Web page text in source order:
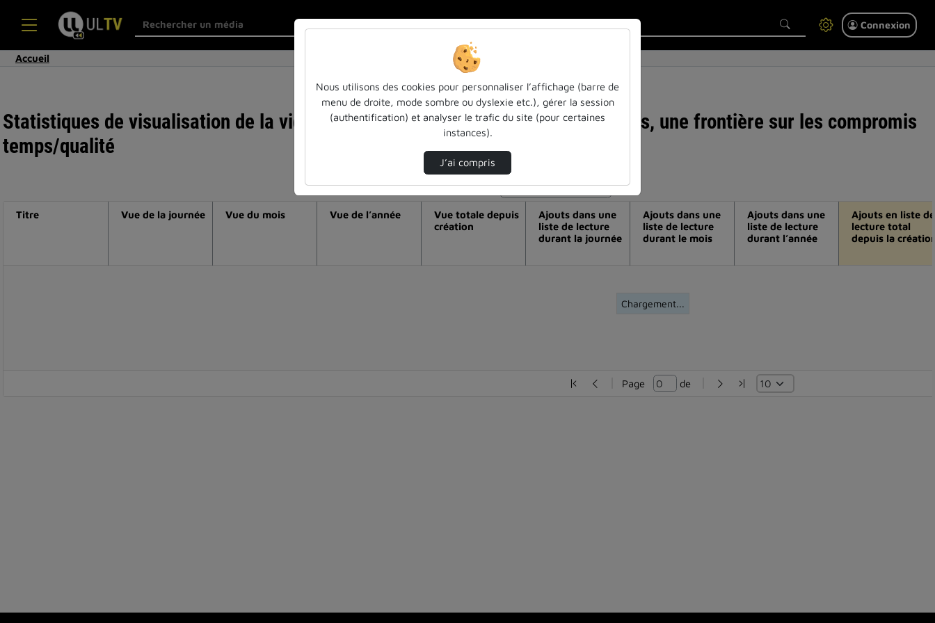
Connexion
Accueil
Statistiques de visualisation de la vidéo Bruno escoffier : algorithmes approchés, une frontière sur les compromis
temps/qualité
Modifier la période de visualisation
Chargement...
Titre Vue de la journée Vue du mois Vue de l’année
Vue totale depuis
création
Ajouts dans une
liste de lecture
durant la journée
Ajouts dans une
liste de lecture
durant le mois
Ajouts dans une
liste de lecture
durant l’année
Ajouts en liste de
lecture total
depuis la
Page de
Nous utilisons des cookies pour personnaliser l’affichage (barre de
menu de droite, mode sombre ou dyslexie etc.), gérer la session
(authentification) et analyser le trafic du site (pour certaines
instances).
J’ai compris